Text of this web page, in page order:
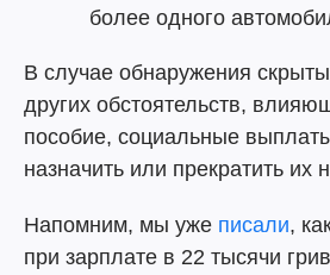
более одного
В случае обнаружения
других обстоятельств,
пособие, социальные
назначить или прекратить их
Напомним, мы уже писали,
при зарплате в 22 тысячи